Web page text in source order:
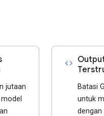
jutaan
code
Batasi
untuk
dengan